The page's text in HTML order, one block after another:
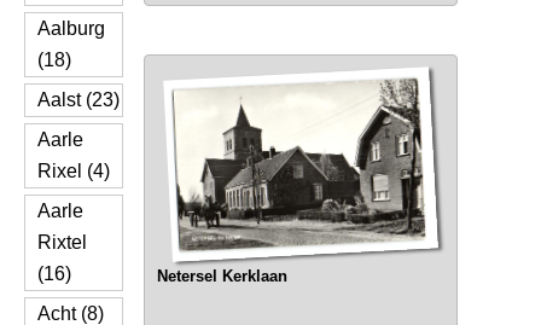
Aalburg
(18)
Aalst (23)
Aarle
Rixel (4)
Aarle
Rixtel
(16)
Acht (8)
Netersel Kerklaan